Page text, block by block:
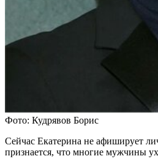
Фото: Кудрявов Борис
Сейчас Екатерина не афиширует
признается, что многие мужчины